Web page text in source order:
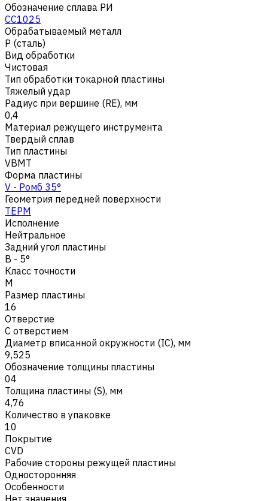
Обозначение сплава РИ
CC1025
Обрабатываемый металл
Р (сталь)
Вид обработки
Чистовая
Тип обработки токарной пластины
Тяжелый удар
Радиус при вершине (RE), мм
0,4
Материал режущего инструмента
Твердый сплав
Тип пластины
VBMT
Форма пластины
V - Ромб 35°
Геометрия передней поверхности
TEPM
Исполнение
Нейтральное
Задний угол пластины
B - 5°
Класс точности
M
Размер пластины
16
Отверстие
С отверстием
Диаметр вписанной окружности (IC), мм
9,525
Обозначение толщины пластины
04
Толщина пластины (S), мм
4,76
Количество в упаковке
10
Покрытие
CVD
Рабочие стороны режущей пластины
Односторонняя
Особенности
Нет значения